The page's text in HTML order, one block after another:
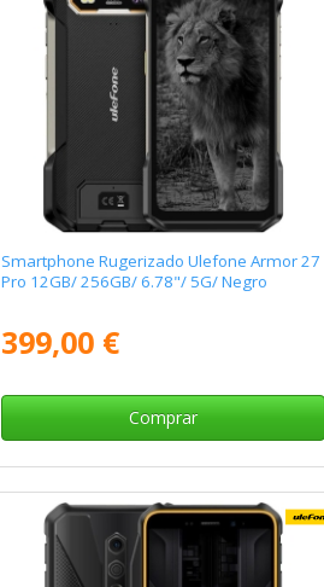
Smartphone Rugerizado Ulefone Armor 27
Pro 12GB/ 256GB/ 6.78"/ 5G/ Negro
399,00 €
Comprar